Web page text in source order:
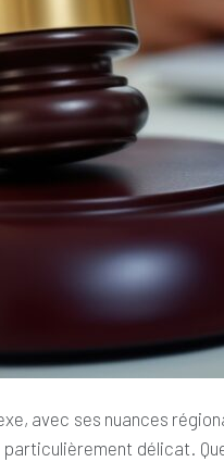
avec ses nuances
particulièrement délicat.